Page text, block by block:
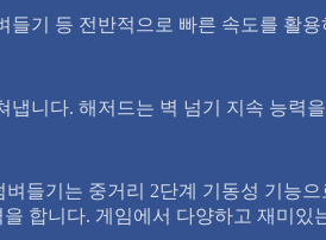
기 등 전반적으로 빠른 속도를 활
니다. 해저드는 벽 넘기 지속 능력
들기는 중거리 2단계 기동성 기능
합니다. 게임에서 다양하고 재미있